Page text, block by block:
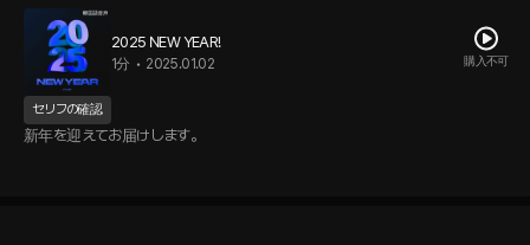
2025 NEW YEAR!
1分 • 2025.01.02 購入不可
セリフの確認
新年を迎えてお届けします。